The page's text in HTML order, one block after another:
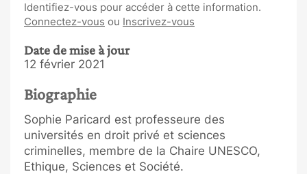
Identifiez-vous pour accéder à cette information.
Connectez-vous ou Inscrivez-vous
Date de mise à jour
12 février 2021
Biographie
Sophie Paricard est professeure des
universités en droit privé et sciences
criminelles, membre de la Chaire UNESCO,
Ethique, Sciences et Société.